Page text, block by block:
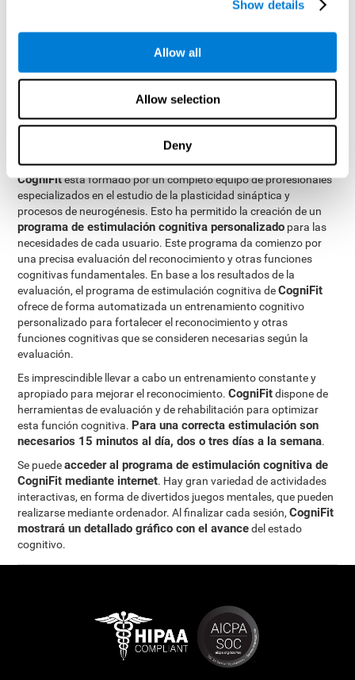
Show details
Allow all
Allow selection
Deny
ofrecemos la posibilidad de hacerlo de manera profesional.
Laplasticidad cerebrales la base de la rehabilitación del
reconocimiento y de las demás capacidades cognitivas
dispone de una batería de ejercicios diseñados para
rehabilitar los déficits en el reconocimiento y otras funciones
cognitivas. El cerebro y sus conexiones neuronales se fortalecen
con el uso de las funciones que dependen de éstos. De modo que,
si ejercitamos frecuentemente el reconocimiento, las conexiones
cerebrales de las estructuras implicadas en esta capacidad se
CogniFitestá formado por un completo equipo de profesionales
especializados en el estudio de la plasticidad sináptica y
procesos de neurogénesis. Esto ha permitido la creación de un
programa de estimulación cognitiva personalizado para las
necesidades de cada usuario. Este programa da comienzo por
una precisa evaluación del reconocimiento y otras funciones
cognitivas fundamentales. En base a los resultados de la
evaluación, el programa de estimulación cognitiva deCogniFit
ofrece de forma automatizada un entrenamiento cognitivo
personalizado para fortalecer el reconocimiento y otras
funciones cognitivas que se consideren necesarias según la
evaluación.
Es imprescindible llevar a cabo un entrenamiento constante y
apropiado para mejorar el reconocimiento.CogniFitdispone de
herramientas de evaluación y de rehabilitación para optimizar
esta función cognitiva. Para una correcta estimulación son
necesarios 15 minutos al día, dos o tres días a la semana.
Se puedeacceder al programa de estimulación cognitiva de
CogniFit mediante internet. Hay gran variedad de actividades
interactivas, en forma de divertidos juegos mentales, que pueden
realizarse mediante ordenador. Al finalizar cada sesión,CogniFit
mostrará un detallado gráfico con el avancedel estado
cognitivo.